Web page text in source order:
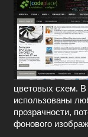
цветовых схем. В
использованы
прозрачности,
фонового